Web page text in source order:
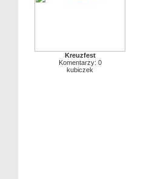
Kreuzfest
Komentarzy: 0
kubiczek